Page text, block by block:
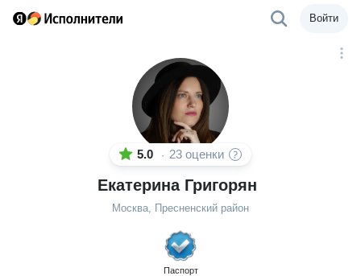
Войти
5.0 · 23 оценки
Екатерина Григорян
Москва, Пресненский район
Паспорт